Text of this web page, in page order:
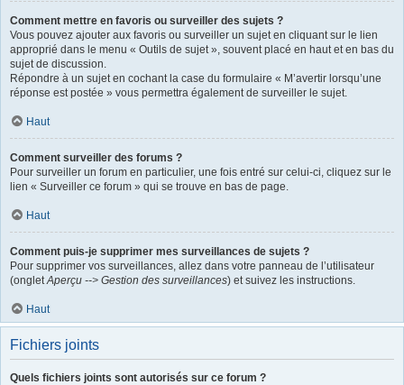
Comment mettre en favoris ou surveiller des sujets ?
Vous pouvez ajouter aux favoris ou surveiller un sujet en cliquant sur le lien
approprié dans le menu « Outils de sujet », souvent placé en haut et en bas du
sujet de discussion.
Répondre à un sujet en cochant la case du formulaire « M’avertir lorsqu’une
réponse est postée » vous permettra également de surveiller le sujet.
Haut
Comment surveiller des forums ?
Pour surveiller un forum en particulier, une fois entré sur celui-ci, cliquez sur le
lien « Surveiller ce forum » qui se trouve en bas de page.
Haut
Comment puis-je supprimer mes surveillances de sujets ?
Pour supprimer vos surveillances, allez dans votre panneau de l’utilisateur
(ongletAperçu --> Gestion des surveillances) et suivez les instructions.
Haut
Fichiers joints
Quels fichiers joints sont autorisés sur ce forum ?